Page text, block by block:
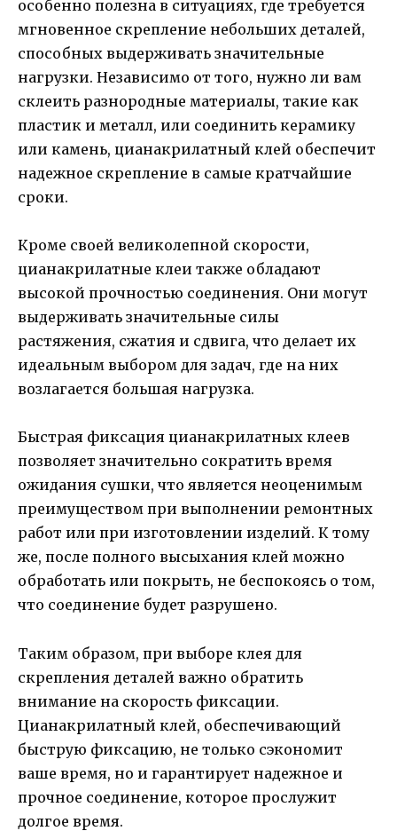
особенно полезна в ситуациях, где требуется
мгновенное скрепление небольших деталей,
способных выдерживать значительные
нагрузки. Независимо от того, нужно ли вам
склеить разнородные материалы, такие как
пластик и металл, или соединить керамику
или камень, цианакрилатный клей обеспечит
надежное скрепление в самые кратчайшие
сроки.
Кроме своей великолепной скорости,
цианакрилатные клеи также обладают
высокой прочностью соединения. Они могут
выдерживать значительные силы
растяжения, сжатия и сдвига, что делает их
идеальным выбором для задач, где на них
возлагается большая нагрузка.
Быстрая фиксация цианакрилатных клеев
позволяет значительно сократить время
ожидания сушки, что является неоценимым
преимуществом при выполнении ремонтных
работ или при изготовлении изделий. К тому
же, после полного высыхания клей можно
обработать или покрыть, не беспокоясь о том,
что соединение будет разрушено.
Таким образом, при выборе клея для
скрепления деталей важно обратить
внимание на скорость фиксации.
Цианакрилатный клей, обеспечивающий
быструю фиксацию, не только сэкономит
ваше время, но и гарантирует надежное и
прочное соединение, которое прослужит
долгое время.